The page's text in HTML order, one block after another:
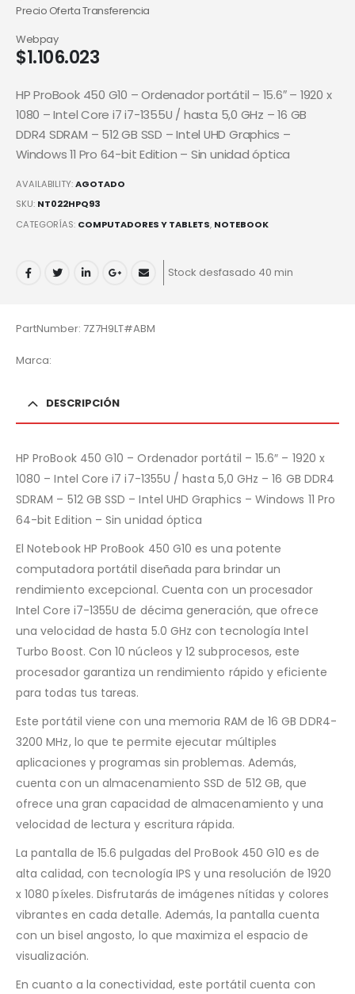
Precio Oferta Transferencia
$1.106.023
Webpay
HP ProBook 450 G10 – Ordenador portátil – 15.6″ – 1920 x
1080 – Intel Core i7 i7-1355U / hasta 5,0 GHz – 16 GB
DDR4 SDRAM – 512 GB SSD – Intel UHD Graphics –
Windows 11 Pro 64-bit Edition – Sin unidad óptica
AVAILABILITY:AGOTADO
SKU: NT022HPQ93
CATEGORÍAS: COMPUTADORES Y TABLETS, NOTEBOOK
Stock desfasado 40 min
PartNumber: 7Z7H9LT#ABM
Marca:
DESCRIPCIÓN
HP ProBook 450 G10 – Ordenador portátil – 15.6″ – 1920 x
1080 – Intel Core i7 i7-1355U / hasta 5,0 GHz – 16 GB DDR4
SDRAM – 512 GB SSD – Intel UHD Graphics – Windows 11 Pro
64-bit Edition – Sin unidad óptica
El Notebook HP ProBook 450 G10 es una potente
computadora portátil diseñada para brindar un
rendimiento excepcional. Cuenta con un procesador
Intel Core i7-1355U de décima generación, que ofrece
una velocidad de hasta 5.0 GHz con tecnología Intel
Turbo Boost. Con 10 núcleos y 12 subprocesos, este
procesador garantiza un rendimiento rápido y eficiente
para todas tus tareas.
Este portátil viene con una memoria RAM de 16 GB DDR4-
3200 MHz, lo que te permite ejecutar múltiples
aplicaciones y programas sin problemas. Además,
cuenta con un almacenamiento SSD de 512 GB, que
ofrece una gran capacidad de almacenamiento y una
velocidad de lectura y escritura rápida.
La pantalla de 15.6 pulgadas del ProBook 450 G10 es de
alta calidad, con tecnología IPS y una resolución de 1920
x 1080 píxeles. Disfrutarás de imágenes nítidas y colores
vibrantes en cada detalle. Además, la pantalla cuenta
con un bisel angosto, lo que maximiza el espacio de
visualización.
En cuanto a la conectividad, este portátil cuenta con